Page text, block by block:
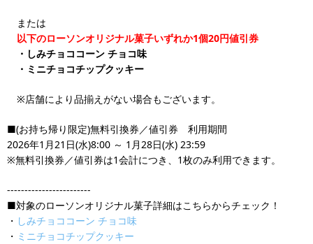
または
以下のローソンオリジナル菓子いずれか1個20円値引券
・しみチョココーン チョコ味
・ミニチョコチップクッキー
※店舗により品揃えがない場合もございます。
■(お持ち帰り限定)無料引換券／値引券 利用期間
2026年1月21日(水)8:00 ～ 1月28日(水) 23:59
※無料引換券／値引券は1会計につき、1枚のみ利用できます。
------------------------
■対象のローソンオリジナル菓子詳細はこちらからチェック！
・ しみチョココーン チョコ味
・ ミニチョコチップクッキー